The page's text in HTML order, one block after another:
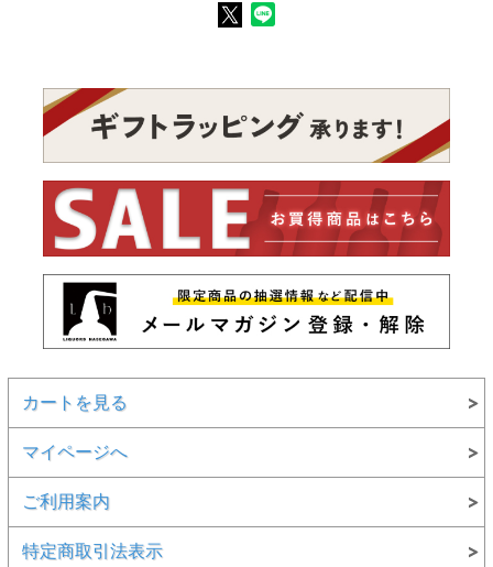
カートを見る
マイページへ
ご利用案内
特定商取引法表示